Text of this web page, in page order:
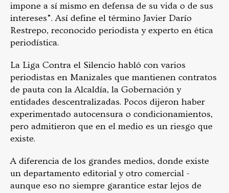
impone a sí mismo en defensa de su vida o de sus
intereses”. Así define el término Javier Darío
Restrepo, reconocido periodista y experto en ética
periodística.
La Liga Contra el Silencio habló con varios
periodistas en Manizales que mantienen contratos
de pauta con la Alcaldía, la Gobernación y
entidades descentralizadas. Pocos dijeron haber
experimentado autocensura o condicionamientos,
pero admitieron que en el medio es un riesgo que
existe.
A diferencia de los grandes medios, donde existe
un departamento editorial y otro comercial -
aunque eso no siempre garantice estar lejos de